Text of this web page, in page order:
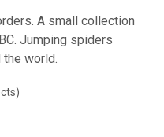
A small collection
Jumping spiders
the world.